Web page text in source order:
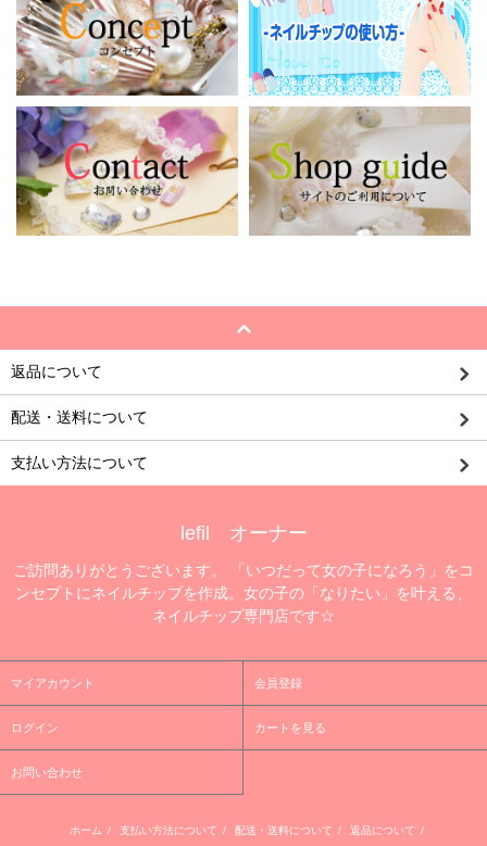
返品について
配送・送料について
支払い方法について
lefil オーナー
ご訪問ありがとうございます。 「いつだって女の子になろう」をコ
ンセプトにネイルチップを作成。女の子の「なりたい」を叶える、
ネイルチップ専門店です☆
マイアカウント 会員登録
ログイン カートを見る
お問い合わせ
ホーム / 支払い方法について / 配送・送料について / 返品について /